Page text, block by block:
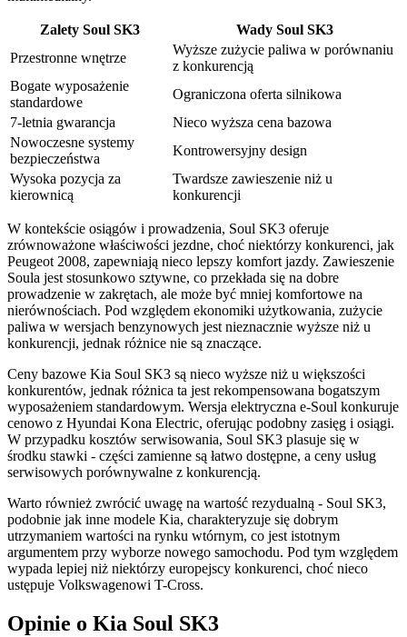
Zalety Soul SK3
Wady Soul SK3
Przestronne wnętrze
Wyższe zużycie paliwa w porównaniu
z konkurencją
Bogate wyposażenie
standardowe
Ograniczona oferta silnikowa
7-letnia gwarancja
Nieco wyższa cena bazowa
Nowoczesne systemy
bezpieczeństwa
Kontrowersyjny design
Wysoka pozycja za
kierownicą
Twardsze zawieszenie niż u
konkurencji
W kontekście osiągów i prowadzenia, Soul SK3 oferuje
zrównoważone właściwości jezdne, choć niektórzy konkurenci, jak
Peugeot 2008, zapewniają nieco lepszy komfort jazdy. Zawieszenie
Soula jest stosunkowo sztywne, co przekłada się na dobre
prowadzenie w zakrętach, ale może być mniej komfortowe na
nierównościach. Pod względem ekonomiki użytkowania, zużycie
paliwa w wersjach benzynowych jest nieznacznie wyższe niż u
konkurencji, jednak różnice nie są znaczące.
Ceny bazowe Kia Soul SK3 są nieco wyższe niż u większości
konkurentów, jednak różnica ta jest rekompensowana bogatszym
wyposażeniem standardowym. Wersja elektryczna e-Soul konkuruje
cenowo z Hyundai Kona Electric, oferując podobny zasięg i osiągi.
W przypadku kosztów serwisowania, Soul SK3 plasuje się w
środku stawki - części zamienne są łatwo dostępne, a ceny usług
serwisowych porównywalne z konkurencją.
Warto również zwrócić uwagę na wartość rezydualną - Soul SK3,
podobnie jak inne modele Kia, charakteryzuje się dobrym
utrzymaniem wartości na rynku wtórnym, co jest istotnym
argumentem przy wyborze nowego samochodu. Pod tym względem
wypada lepiej niż niektórzy europejscy konkurenci, choć nieco
ustępuje Volkswagenowi T-Cross.
Opinie o Kia Soul SK3